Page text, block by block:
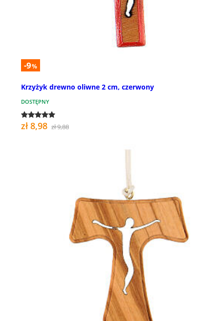
-9%
Krzyżyk drewno oliwne 2 cm, czerwony
DOSTĘPNY
zł 8,98 zł 9,88